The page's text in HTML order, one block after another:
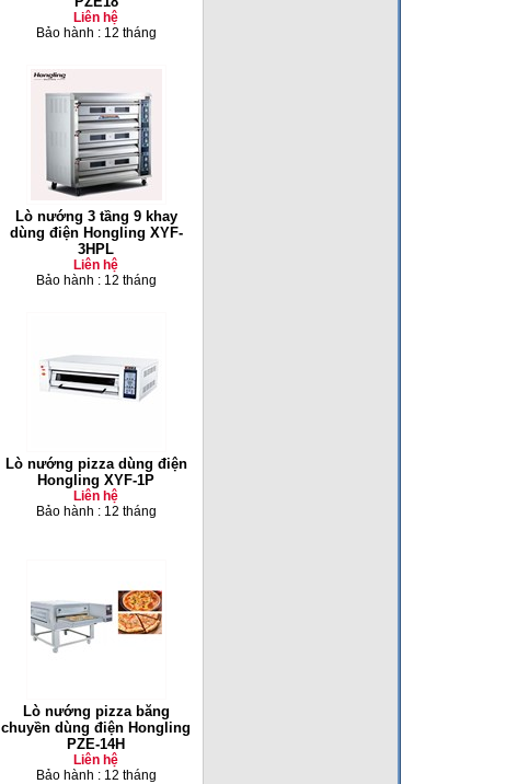
Liên hệ
Bảo hành : 12 tháng
Lò nướng 3 tầng 9 khay
dùng điện Hongling XYF-
3HPL
Liên hệ
Bảo hành : 12 tháng
Lò nướng pizza dùng điện
Hongling XYF-1P
Liên hệ
Bảo hành : 12 tháng
Lò nướng pizza băng
chuyền dùng điện Hongling
PZE-14H
Liên hệ
Bảo hành : 12 tháng